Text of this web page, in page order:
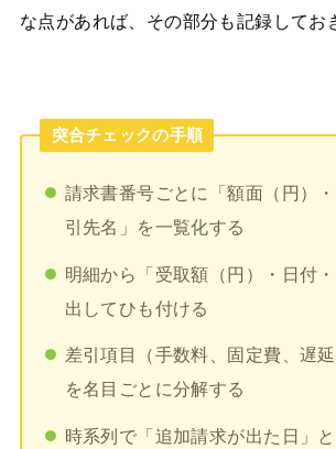
な点があれば、その部分も記録してお
突合チェックの手順
請求書番号ごとに「額面（円）
引先名」を一覧化する
明細から「受取額（円）・日付
出してひも付ける
差引項目（手数料、固定費、遅延
を名目ごとに分解する
時系列で「追加請求が出た日」